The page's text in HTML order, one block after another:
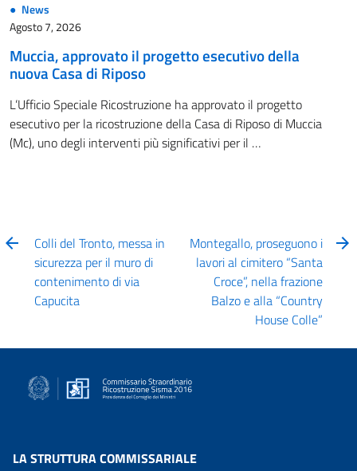
News
Agosto 7, 2026
Muccia, approvato il progetto esecutivo della
nuova Casa di Riposo
L’Ufficio Speciale Ricostruzione ha approvato il progetto
esecutivo per la ricostruzione della Casa di Riposo di Muccia
(Mc), uno degli interventi più significativi per il …
Colli del Tronto, messa in
sicurezza per il muro di
contenimento di via
Capucita
Montegallo, proseguono i
lavori al cimitero “Santa
Croce”, nella frazione
Balzo e alla “Country
House Colle”
LA STRUTTURA COMMISSARIALE